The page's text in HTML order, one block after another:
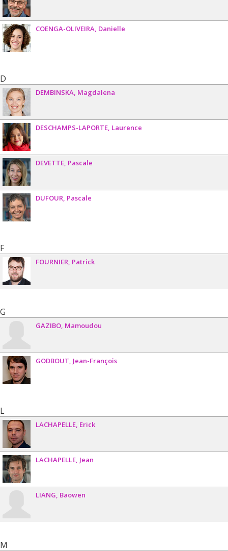
COENGA-OLIVEIRA Danielle
D
DEMBINSKA Magdalena
DESCHAMPS-LAPORTE Laurence
DEVETTE Pascale
DUFOUR Pascale
F
FOURNIER Patrick
G
GAZIBO Mamoudou
GODBOUT Jean-François
L
LACHAPELLE Erick
LACHAPELLE Jean
LIANG Baowen
M